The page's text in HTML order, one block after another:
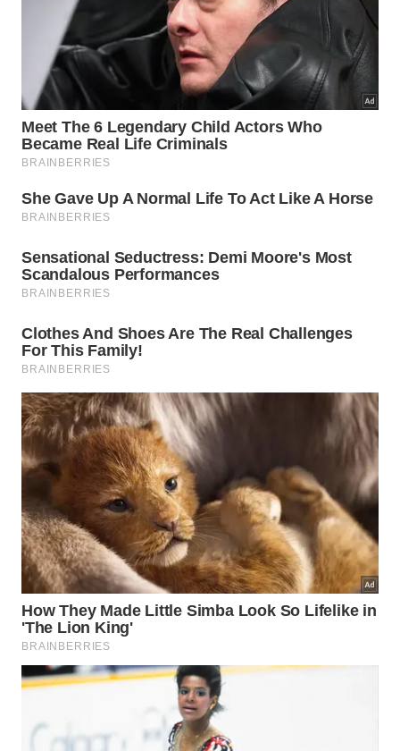
Quanto custa viajar para Maceió?
2.300
Hospedagem (casal, 2–3 estrelas): R$ 360 a R$
Excursão à Praia do Gunga: a partir de R$ 70 por
pessoa
Excursão privada para Maragogi
: a partir de R$
400 para 4 pessoas
Buenos Aires (Argentina)
Que tal brindar a chegada de 2026 às margens do
Rio da Prata? Buenos Aires oferece um Réveillon
cosmopolita e charmoso. No verão, as noites são
agradáveis e muitos restaurantes servem shows e
jantares especiais.